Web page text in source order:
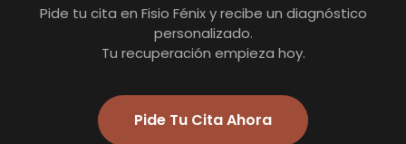
Pide tu cita en Fisio Fénix y recibe un diagnóstico
personalizado.
Tu recuperación empieza hoy.
Pide Tu Cita Ahora